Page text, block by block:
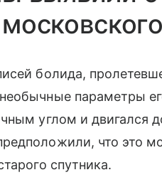
болида,
необычные параметры
углом и
что это
спутника.